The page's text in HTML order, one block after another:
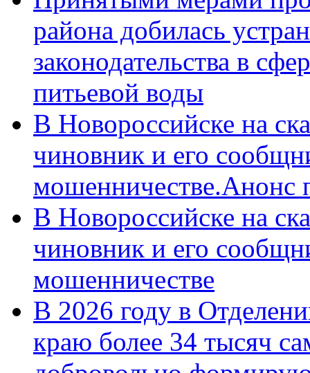
района добилась
законодательства в
питьевой воды
В Новороссийске на
чиновник и его
мошенничестве.Анонс
В Новороссийске на
чиновник и его
мошенничестве
В 2026 году в
краю более 34 тысяч